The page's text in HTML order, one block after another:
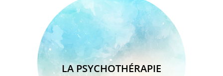
LA PSYCHOTHÉRAPIE